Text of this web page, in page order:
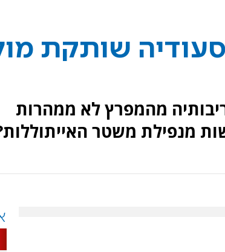
שותקת
מהמפרץ לא ממהרות
מנפילת משטר